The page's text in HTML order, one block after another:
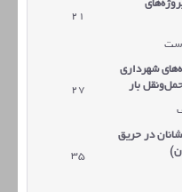
21
شهرداری
بار
27
در حریق
35